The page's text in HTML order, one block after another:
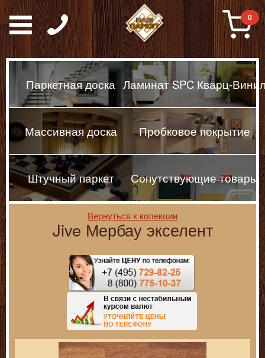
Паркет, Штучный
0
Паркетная доска Ламинат SPC Кварц-
Массивная доска Пробковое покрытие
Штучный паркет Сопутствующие товары
Jive Мербау экселент
Вернуться к колекции